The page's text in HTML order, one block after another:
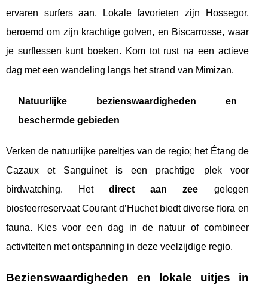
ervaren surfers aan. Lokale favorieten zijn Hossegor,
beroemd om zijn krachtige golven, en Biscarrosse, waar
je surflessen kunt boeken. Kom tot rust na een actieve
dag met een wandeling langs het strand van Mimizan.
Natuurlijke bezienswaardigheden en
beschermde gebieden
Verken de natuurlijke pareltjes van de regio; het Étang de
Cazaux et Sanguinet is een prachtige plek voor
birdwatching. Hetdirect aan zee gelegen
biosfeerreservaat Courant d’Huchet biedt diverse flora en
fauna. Kies voor een dag in de natuur of combineer
activiteiten met ontspanning in deze veelzijdige regio.
Bezienswaardigheden en lokale uitjes in